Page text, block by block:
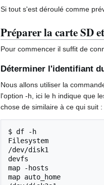
Si tout s'est déroulé comme
Préparer la carte SD
Pour commencer il suffit de
Déterminer l'identifiant
Nous allons utiliser la
l'option -h, ici le h indique que
chose de similaire à ce qui suit :
$ df
-h
Filesystem
/dev/disk1
devfs
map
-hosts
map auto_home